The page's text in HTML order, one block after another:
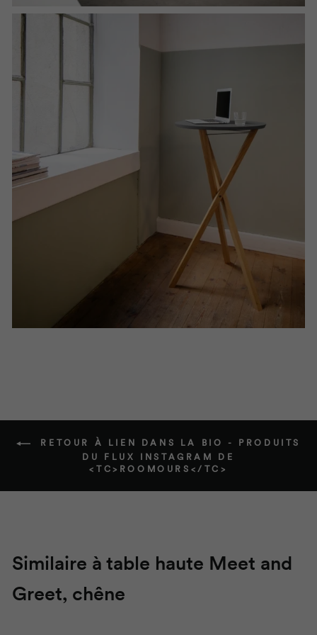
RETOUR À LIEN DANS LA BIO - PRODUITS
DU FLUX INSTAGRAM DE
<TC>ROOMOURS</TC>
Similaire à table haute Meet and
Greet, chêne